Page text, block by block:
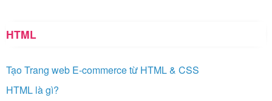
HTML
Tạo Trang web E-commerce từ HTML & CSS
HTML là gì?